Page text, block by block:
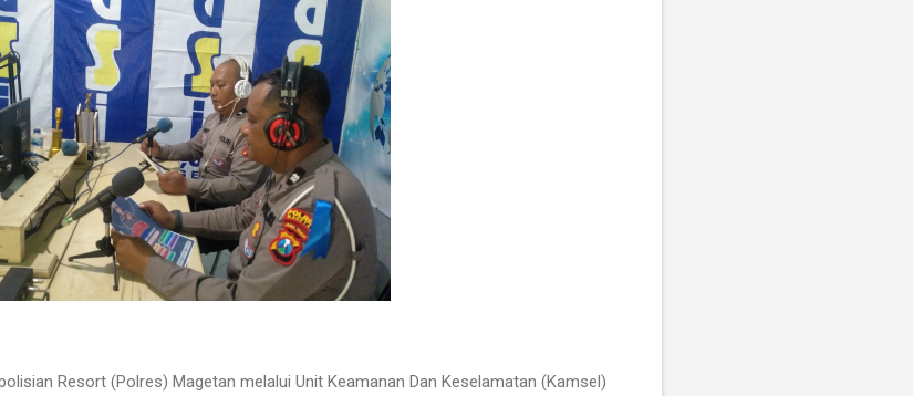
Resort (Polres) Magetan melalui Unit Keamanan Dan Keselamatan (Kamsel)